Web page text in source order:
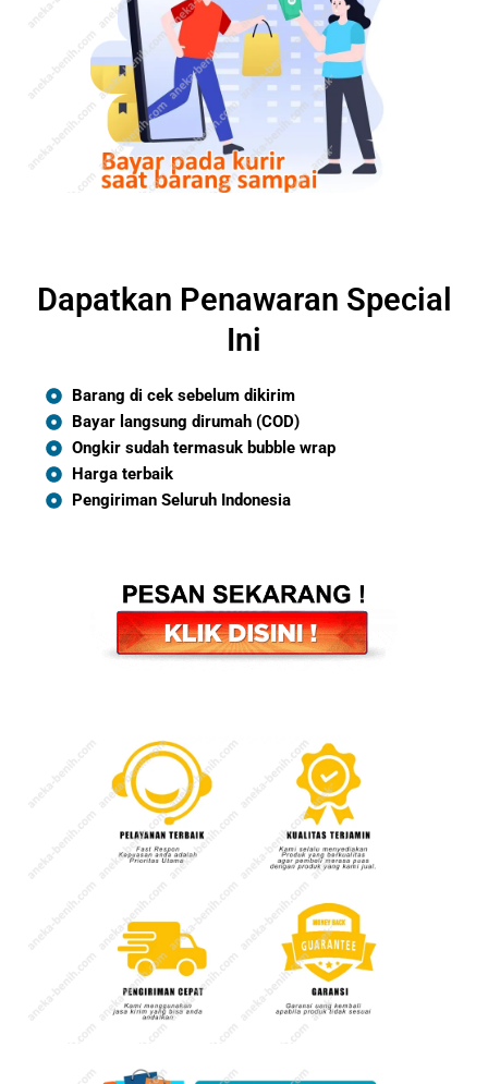
Dapatkan Penawaran Special
Ini
Barang di cek sebelum dikirim
Bayar langsung dirumah (COD)
Ongkir sudah termasuk bubble wrap
Harga terbaik
Pengiriman Seluruh Indonesia